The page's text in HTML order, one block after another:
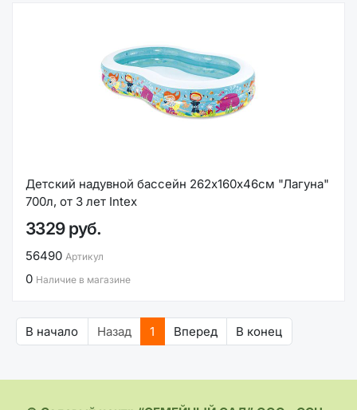
Детский надувной бассейн 262х160х46см "Лагуна"
700л, от 3 лет Intex
3329 руб.
56490 Артикул
0 Наличие в магазине
В начало Назад 1 Вперед В конец